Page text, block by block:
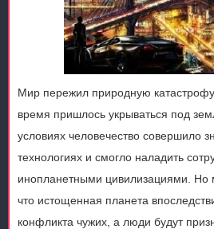
Мир пережил природную
время пришлось укрываться под
условиях человечество совершило
технологиях и смогло наладить
инопланетными цивилизациями. Но
что истощенная планета
конфликта чужих, а люди будут